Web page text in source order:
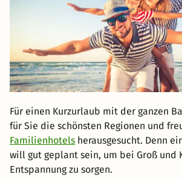
Für einen Kurzurlaub mit der ganzen
für Sie die schönsten Regionen und
Familienhotels herausgesucht. Denn
will gut geplant sein, um bei Groß und
Entspannung zu sorgen.